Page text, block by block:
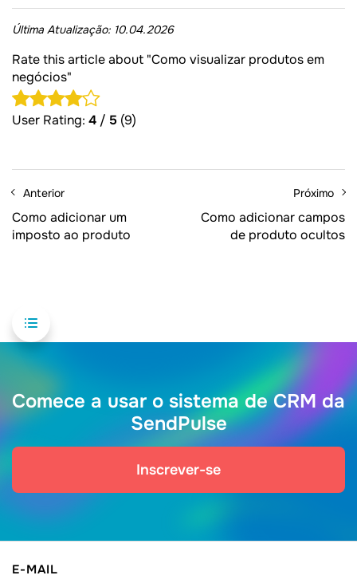
Última Atualização: 10.04.2026
Rate this article about "Como visualizar produtos em
negócios"
User Rating: 4 / 5 (9)
Anterior
Como adicionar um
imposto ao produto
Próximo
Como adicionar campos
de produto ocultos
Comece a usar o sistema de CRM da
SendPulse
Inscrever-se
E-MAIL